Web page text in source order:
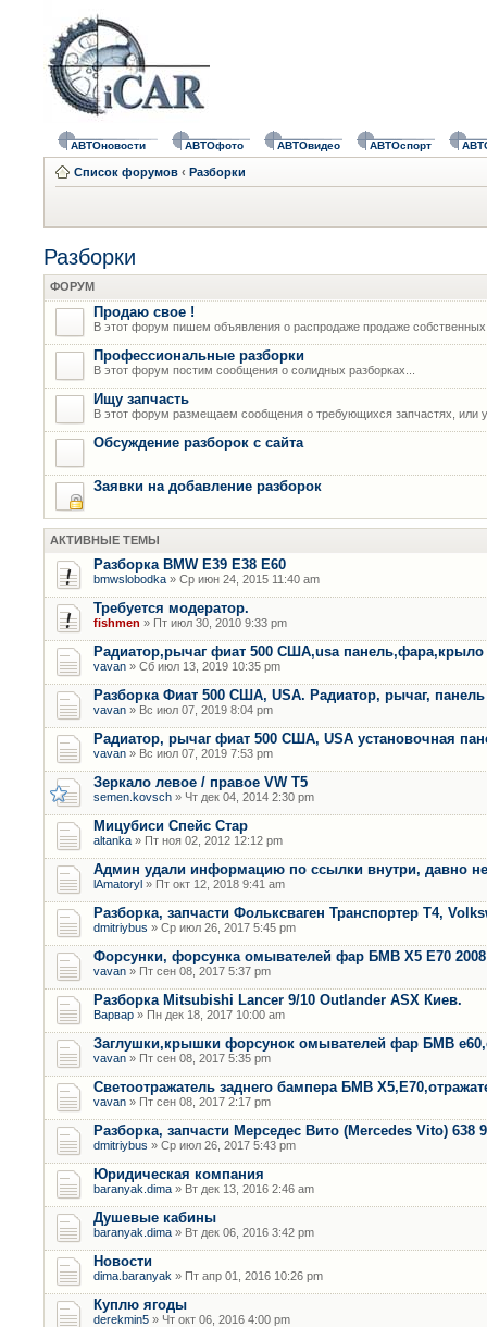
АВТОновости АВТОфото АВТОвидео АВТОспорт
Список форумов ‹ Разборки
Разборки
ФОРУМ
Продаю свое !
В этот форум пишем объявления о распродаже продаже
Профессиональные разборки
В этот форум постим сообщения о солидных разборках...
Ищу запчасть
В этот форум размещаем сообщения о требующихся запчастях, или
Обсуждение разборок с сайта
Заявки на добавление разборок
АКТИВНЫЕ ТЕМЫ
Разборка BMW E39 E38 E60
bmwslobodka » Ср июн 24, 2015 11:40 am
Требуется модератор.
fishmen » Пт июл 30, 2010 9:33 pm
Радиатор,рычаг фиат 500 США,usa панель,фара,крыло
vavan » Сб июл 13, 2019 10:35 pm
Разборка Фиат 500 США, USA. Радиатор, рычаг,
vavan » Вс июл 07, 2019 8:04 pm
Радиатор, рычаг фиат 500 США, USA установочная
vavan » Вс июл 07, 2019 7:53 pm
Зеркало левое / правое VW T5
semen.kovsch » Чт дек 04, 2014 2:30 pm
Мицубиси Спейс Стар
altanka » Пт ноя 02, 2012 12:12 pm
Админ удали информацию по ссылки внутри, давно не
lAmatoryl » Пт окт 12, 2018 9:41 am
Разборка, запчасти Фольксваген Транспортер Т4,
dmitriybus » Ср июл 26, 2017 5:45 pm
Форсунки, форсунка омывателей фар БМВ Х5 Е70 2008
vavan » Пт сен 08, 2017 5:37 pm
Разборка Mitsubishi Lancer 9/10 Outlander ASX Киев.
Варвар » Пн дек 18, 2017 10:00 am
Заглушки,крышки форсунок омывателей фар БМВ
vavan » Пт сен 08, 2017 5:35 pm
Светоотражатель заднего бампера БМВ
vavan » Пт сен 08, 2017 2:17 pm
Разборка, запчасти Мерседес Вито (Mercedes Vito) 638
dmitriybus » Ср июл 26, 2017 5:43 pm
Юридическая компания
baranyak.dima » Вт дек 13, 2016 2:46 am
Душевые кабины
baranyak.dima » Вт дек 06, 2016 3:42 pm
Новости
dima.baranyak » Пт апр 01, 2016 10:26 pm
Куплю ягоды
derekmin5 » Чт окт 06, 2016 4:00 pm